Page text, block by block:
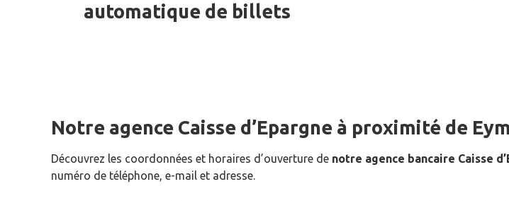
automatique de billets
Notre agence Caisse d’Epargne à proximité de
Découvrez les coordonnées et horaires d’ouverture de notre agence bancaire Caisse
numéro de téléphone, e-mail et adresse.